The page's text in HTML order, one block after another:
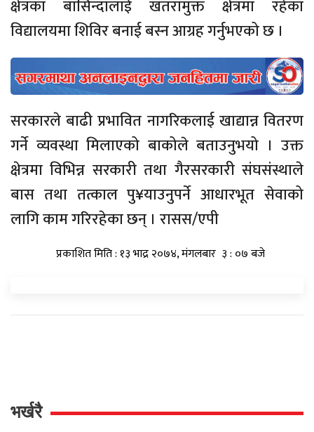
क्षेत्रका बासिन्दालाई खतरामुक्त क्षेत्रमा रहेका
विद्यालयमा शिविर बनाई बस्न आग्रह गर्नुभएको छ ।
सरकारले बाढी प्रभावित नागरिकलाई खाद्यान्न वितरण
गर्ने व्यवस्था मिलाएको बाकोले बताउनुभयो । उक्त
क्षेत्रमा विभिन्न सरकारी तथा गैरसरकारी संघसंस्थाले
बास तथा तत्काल पु¥याउनुपर्ने आधारभूत सेवाको
लागि काम गरिरहेका छन् । रासस/एपी
प्रकाशित मिति : १३ भाद्र २०७४, मंगलबार ३ : ०७ बजे
भर्खरै